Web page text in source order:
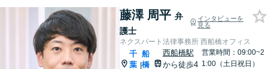
藤澤 周平 弁
護士
インタビューを
見る
ネクスパート法律事務所 西船橋オフィス
千
葉 |
船
橋
西船橋駅
から徒歩4
営業時間：09:00~2
1:00（土日祝日）